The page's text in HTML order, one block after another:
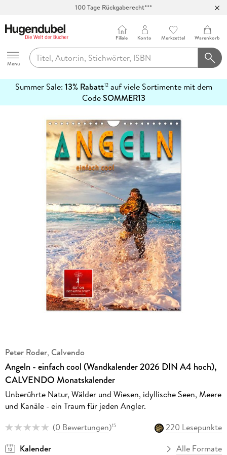
Hugendubel
Menu
Filiale Konto Merkzettel Warenkorb
Summer Sale: 13% Rabatt12auf viele Sortimente mit dem
CodeSOMMER13
erfahren
Peter Roder, Calvendo
Angeln - einfach cool (Wandkalender 2026 DIN A4 hoch),
CALVENDO Monatskalender
Unberührte Natur, Wälder und Wiesen, idyllische Seen, Meere
und Kanäle - ein Traum für jeden Angler.
(0 Bewertungen)15
220 Lesepunkte
Kalender
Alle Formate